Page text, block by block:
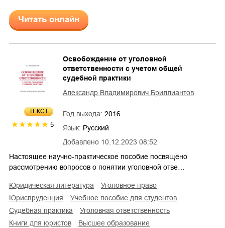
Читать онлайн
ТЕКСТ
5
Добавлено 10.12.2023 08:52
Освобождение от уголовной
ответственности с учетом общей
судебной практики
Александр Владимирович Бриллиантов
Год выхода: 2016
Язык: Русский
Настоящее научно-практическое пособие посвящено
рассмотрению вопросов о понятии уголовной отве…
юридическая литература
уголовное право
юриспруденция
учебное пособие для студентов
судебная практика
уголовная ответственность
книги для юристов
высшее образование